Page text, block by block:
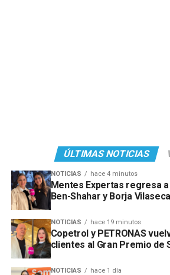
ÚLTIMAS NOTICIAS
NOTICIAS hace 4 minutos
Mentes Expertas regresa
Ben-Shahar y Borja Vilaseca
NOTICIAS hace 19 minutos
Copetrol y PETRONAS
clientes al Gran Premio de
NOTICIAS hace 1 día